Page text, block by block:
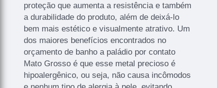
proteção que aumenta a resistência e também
a durabilidade do produto, além de deixá-lo
bem mais estético e visualmente atrativo. Um
dos maiores benefícios encontrados no
orçamento de banho a paládio por contato
Mato Grosso é que esse metal precioso é
hipoalergênico, ou seja, não causa incômodos